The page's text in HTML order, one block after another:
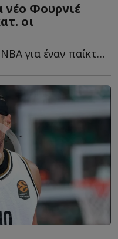
νέο Φουρνιέ
οι
Ο Ολυμπιακός ψάχνει στο NBA για έναν παίκτη που θα... κουμπώσει σ...